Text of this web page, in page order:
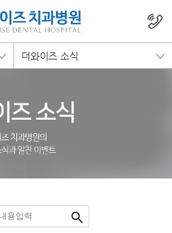
더와이즈 소식